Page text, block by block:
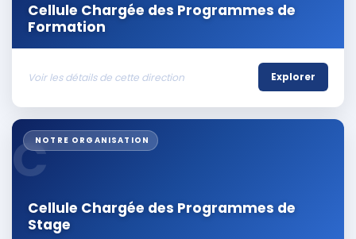
Cellule Chargée des Programmes de
Formation
Voir les détails de cette direction Explorer
CNOTRE ORGANISATION
Cellule Chargée des Programmes de
Stage